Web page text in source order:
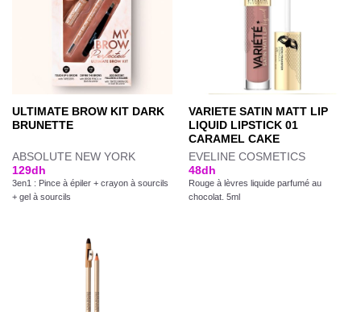
ULTIMATE BROW KIT DARK
BRUNETTE
ABSOLUTE NEW YORK
129dh
3en1 : Pince à épiler + crayon à sourcils
+ gel à sourcils
VARIETE SATIN MATT LIP
LIQUID LIPSTICK 01
CARAMEL CAKE
EVELINE COSMETICS
48dh
Rouge à lèvres liquide parfumé au
chocolat. 5ml